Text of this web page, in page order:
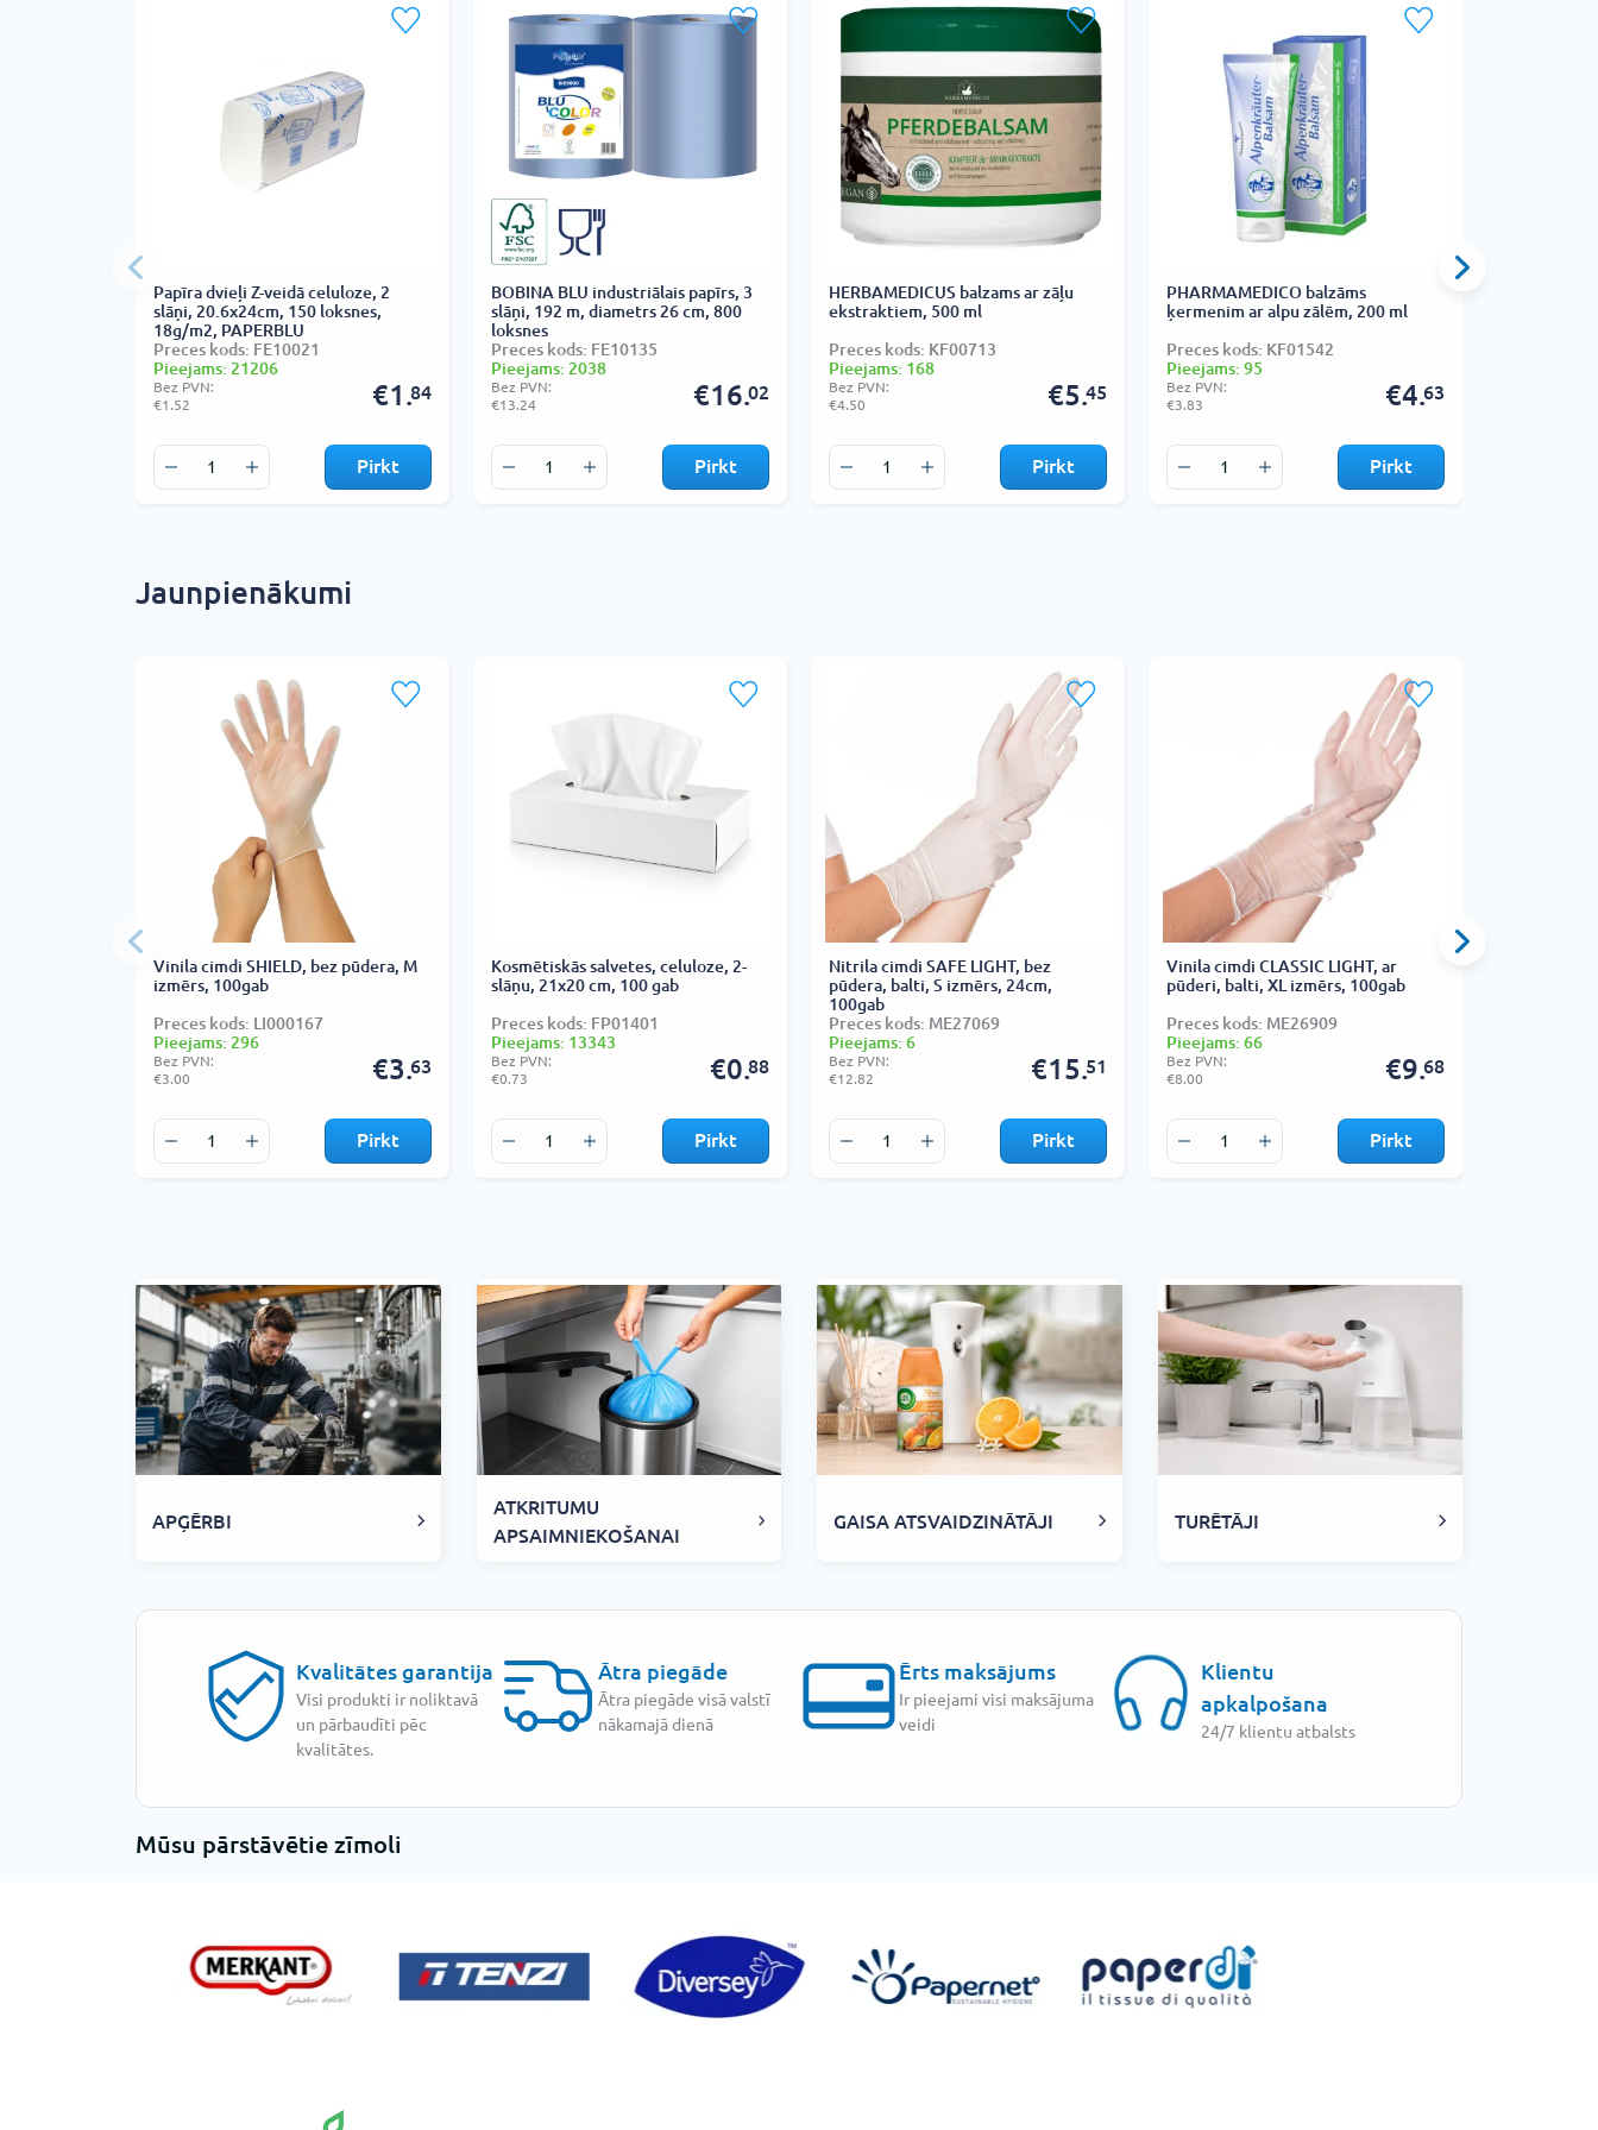
Papīra dvieļi Z-veidā celuloze, 2
slāņi, 20.6x24cm, 150 loksnes,
18g/m2, PAPERBLU
Preces kods: FE10021
Pieejams: 21206
Bez PVN:
€1.52
€1.84
Pirkt
BOBINA BLU industriālais papīrs, 3
slāņi, 192 m, diametrs 26 cm, 800
loksnes
Preces kods: FE10135
Pieejams: 2038
Bez PVN:
€13.24
€16.02
Pirkt
HERBAMEDICUS balzams ar zāļu
ekstraktiem, 500 ml
Preces kods: KF00713
Pieejams: 168
Bez PVN:
€4.50
€5.45
Pirkt
PHARMAMEDICO balzāms
ķermenim ar alpu zālēm, 200 ml
Preces kods: KF01542
Pieejams: 95
Bez PVN:
€3.83
€4.63
Pirkt
Jaunpienākumi
Vinila cimdi SHIELD, bez pūdera, M
izmērs, 100gab
Preces kods: LI000167
Pieejams: 296
Bez PVN:
€3.00
€3.63
Pirkt
Kosmētiskās salvetes, celuloze, 2-
slāņu, 21x20 cm, 100 gab
Preces kods: FP01401
Pieejams: 13343
Bez PVN:
€0.73
€0.88
Pirkt
Nitrila cimdi SAFE LIGHT, bez
pūdera, balti, S izmērs, 24cm,
100gab
Preces kods: ME27069
Pieejams: 6
Bez PVN:
€12.82
€15.51
Pirkt
Vinila cimdi CLASSIC LIGHT, ar
pūderi, balti, XL izmērs, 100gab
Preces kods: ME26909
Pieejams: 66
Bez PVN:
€8.00
€9.68
Pirkt
APĢĒRBI
ATKRITUMU
APSAIMNIEKOŠANAI
GAISA ATSVAIDZINĀTĀJI TURĒTĀJI
Kvalitātes garantija
Visi produkti ir noliktavā
un pārbaudīti pēc
kvalitātes.
Ātra piegāde
Ātra piegāde visā valstī
nākamajā dienā
Ērts maksājums
Ir pieejami visi maksājuma
veidi
Klientu
apkalpošana
24/7 klientu atbalsts
Mūsu pārstāvētie zīmoli